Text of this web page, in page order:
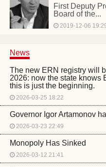
First Deputy
Board of the...
2019-12-06
News
The new ERN registry will
2026: now the state knows
this is just the beginning.
2026-03-25 18:22
Governor Igor Artamonov
2026-03-23 22:49
Monopoly Has Sinked
2026-03-12 21:41